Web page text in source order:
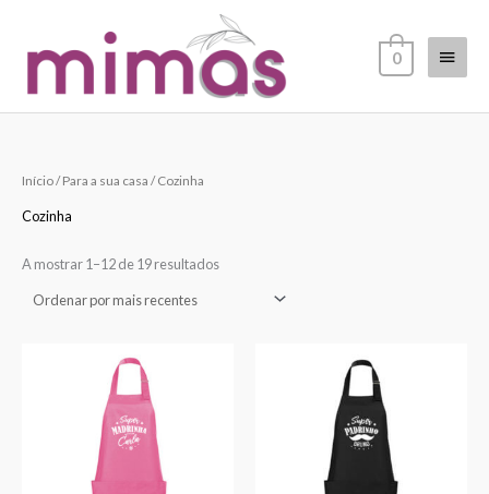
content
Menu
0
Início/Para a sua casa / Cozinha
Cozinha
A mostrar 1–12 de 19 resultados